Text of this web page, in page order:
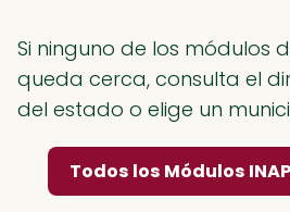
Si ninguno de los módulos
queda cerca, consulta el
del estado o elige un
Todos los Módulos